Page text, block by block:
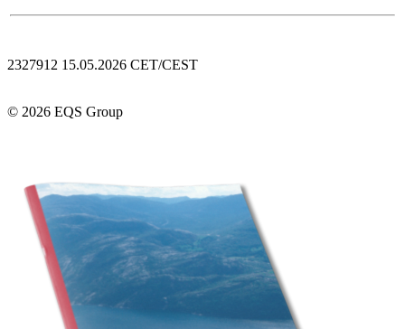
2327912 15.05.2026 CET/CEST
© 2026 EQS Group